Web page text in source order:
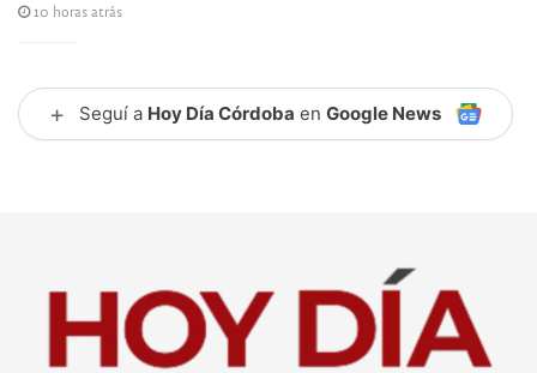
10 horas atrás
+ Seguí a Hoy Día Córdoba en Google News